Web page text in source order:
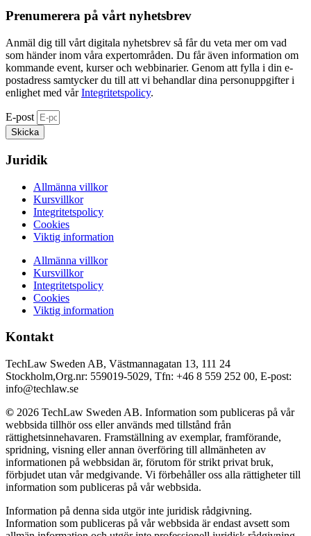
Prenumerera på vårt nyhetsbrev​
Anmäl dig till vårt digitala nyhetsbrev så får du veta mer om vad
som händer inom våra expertområden. Du får även information om
kommande event, kurser och webbinarier. Genom att fylla i din e-
postadress samtycker du till att vi behandlar dina personuppgifter i
enlighet med vårIntegritetspolicy.
E-post
Skicka
Juridik
Allmänna villkor
Kursvillkor
Integritetspolicy
Cookies
Viktig information
Allmänna villkor
Kursvillkor
Integritetspolicy
Cookies
Viktig information
Kontakt
TechLaw Sweden AB, Västmannagatan 13, 111 24
Stockholm,Org.nr: 559019-5029, Tfn: +46 8 559 252 00, E-post:
info@techlaw.se
© 2026 TechLaw Sweden AB. Information som publiceras på vår
webbsida tillhör oss eller används med tillstånd från
rättighetsinnehavaren. Framställning av exemplar, framförande,
spridning, visning eller annan överföring till allmänheten av
informationen på webbsidan är, förutom för strikt privat bruk,
förbjudet utan vår medgivande. Vi förbehåller oss alla rättigheter till
information som publiceras på vår webbsida.
Information på denna sida utgör inte juridisk rådgivning.
Information som publiceras på vår webbsida är endast avsett som